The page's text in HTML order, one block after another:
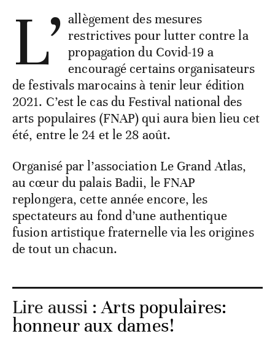
L’ allègement des mesures
restrictives pour lutter contre la
propagation du Covid-19 a
encouragé certains organisateurs
de festivals marocains à tenir leur édition
2021. C’est le cas du Festival national des
arts populaires (FNAP) qui aura bien lieu cet
été, entre le 24 et le 28 août.
Organisé par l’association Le Grand Atlas,
au cœur du palais Badii, le FNAP
replongera, cette année encore, les
spectateurs au fond d’une authentique
fusion artistique fraternelle via les origines
de tout un chacun.
Lire aussi :Arts populaires:
honneur aux dames!